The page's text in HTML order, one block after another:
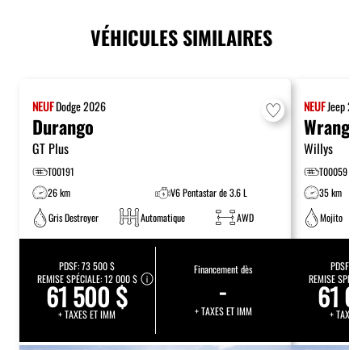
VÉHICULES SIMILAIRES
NEUFDodge2026
Durango
GT Plus
T00191
26 km
V6 Pentastar de 3.6 L
Gris Destroyer
Automatique AWD
PDSF:73 500 $
REMISE SPÉCIALE:12 000 $
61 500 $
+ TAXES ET IMM
Financement dès
-
+ TAXES ET IMM
NEUFJeep
Willys
T00059
35 km
Mojito
PDSF:
REMISE
61
+